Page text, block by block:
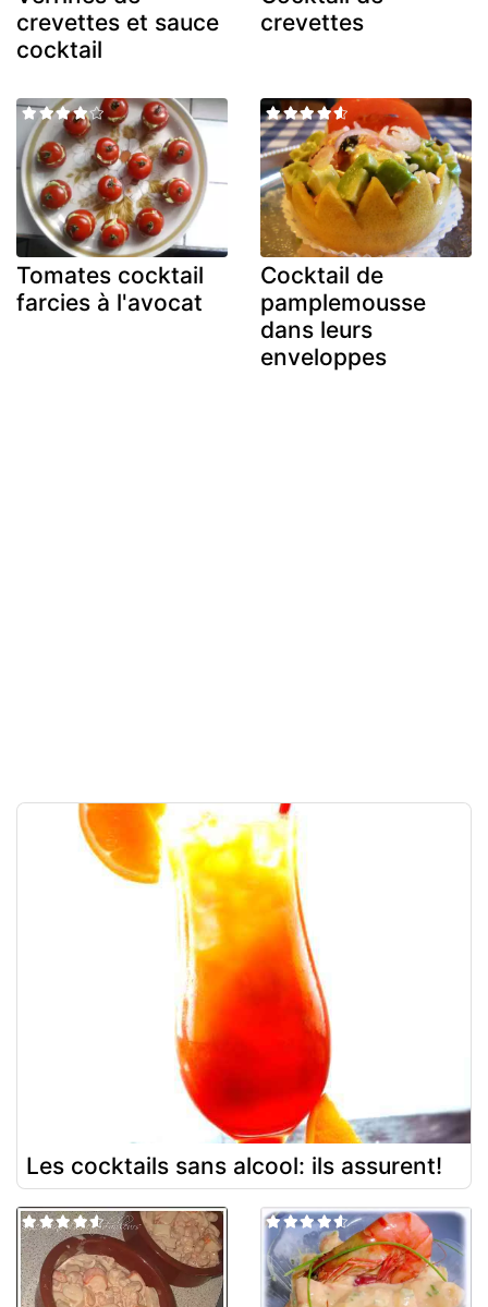
crevettes et sauce
cocktail
crevettes
Tomates cocktail
farcies à l'avocat
Cocktail de
pamplemousse
dans leurs
enveloppes
Les cocktails sans alcool: ils assurent!